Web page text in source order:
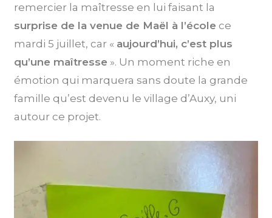
remercier la maîtresse en lui faisant la
surprise de la venue de Maël à l’école ce
mardi 5 juillet, car « aujourd’hui, c’est plus
qu’une maîtresse ». Un moment riche en
émotion qui marquera sans doute la grande
famille qu’est devenu le village d’Auxy, uni
autour ce projet.